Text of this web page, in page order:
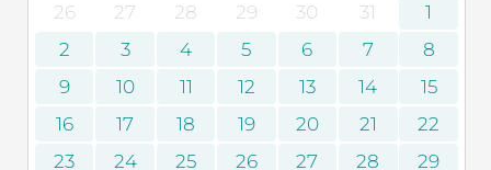
26 27 28 29 30 31
1
2
3 4 5 6 7
8
9
10 11 12 13 14
15
16
17 18 19 20 21
22
23
24 25 26 27 28
29